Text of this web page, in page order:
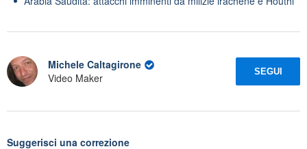
Michele Caltagirone
Video Maker
SEGUI
Suggerisci una correzione